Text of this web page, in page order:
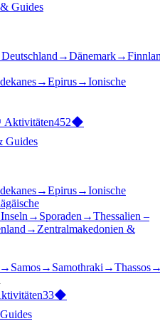
Guides
Deutschland →Dänemark→
→Epirus→Ionische
Aktivitäten452◆
Guides
→Epirus→Ionische
→ Sporaden →Thessalien –
→ Zentralmakedonien &
→ Samos→ Samothraki →Thassos
33◆